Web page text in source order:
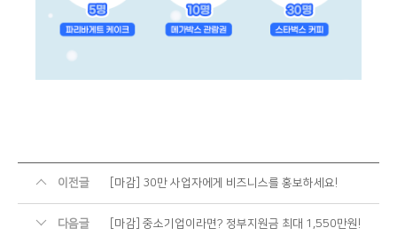
이전글 [마감] 30만 사업자에게 비즈니스를 홍보하세요!
다음글 [마감] 중소기업이라면? 정부지원금 최대 1,550만원!